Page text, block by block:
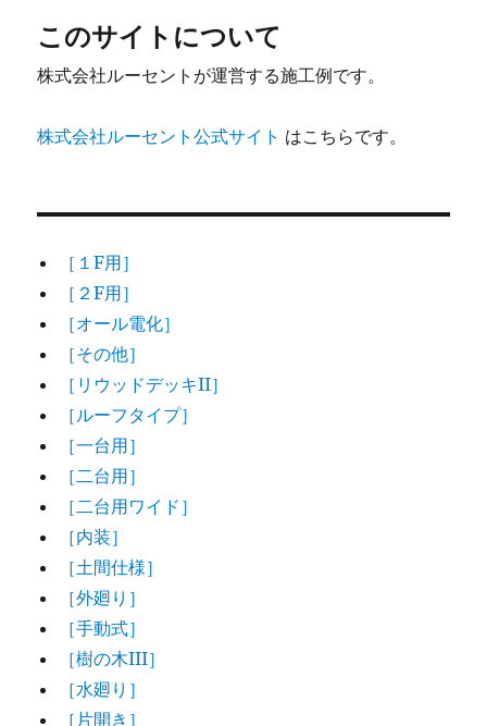
このサイトについて
株式会社ルーセントが運営する施工例です。
株式会社ルーセント公式サイト はこちらです。
［１F用］
［２F用］
［オール電化］
［その他］
［リウッドデッキII］
［ルーフタイプ］
［一台用］
［二台用］
［二台用ワイド］
［内装］
［土間仕様］
［外廻り］
［手動式］
［樹の木III］
［水廻り］
［片開き］